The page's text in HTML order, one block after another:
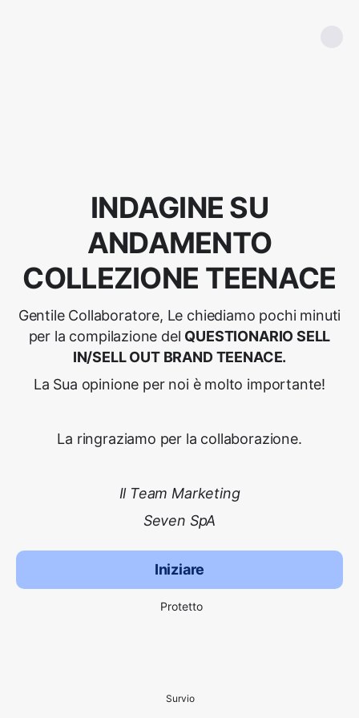
INDAGINE SU
ANDAMENTO
COLLEZIONE TEENACE
Gentile Collaboratore, Le chiediamo pochi minuti
per la compilazione del QUESTIONARIO SELL
IN/SELL OUT BRAND TEENACE.
La Sua opinione per noi è molto importante!
La ringraziamo per la collaborazione.
Il Team Marketing
Seven SpA
Iniziare
Protetto
Survio